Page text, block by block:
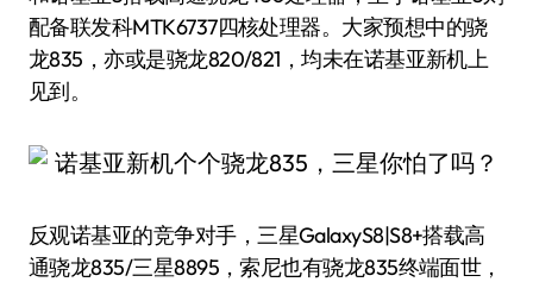
配备联发科MTK6737四核处理器。大家预想中的骁
龙835，亦或是骁龙820/821，均未在诺基亚新机上
见到。
反观诺基亚的竞争对手，三星GalaxyS8|S8+搭载高
通骁龙835/三星8895，索尼也有骁龙835终端面世，